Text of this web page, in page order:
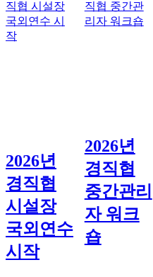
2026년
경직협
시설장
국외연수
시작
2026년
경직협
중간관리
자 워크
숍